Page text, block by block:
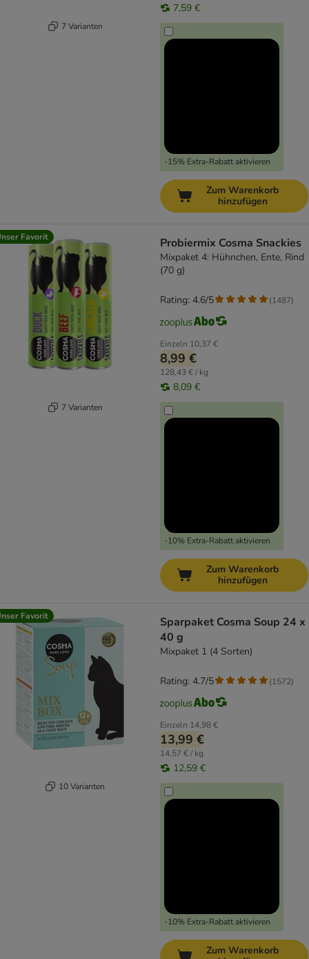
7 Varianten
7,59 €
-15% Extra-Rabatt aktivieren
Zum Warenkorb
hinzufügen
Favorit
7 Varianten
Probiermix Cosma Snackies
Mixpaket 4: Hühnchen, Ente, Rind
(70 g)
Einzeln 10,37 €
8,99 €
128,43 € / kg
8,09 €
-10% Extra-Rabatt aktivieren
Rating: 4.6/5 (1487)
Zum Warenkorb
hinzufügen
Favorit
10 Varianten
Sparpaket Cosma Soup 24 x
40 g
Mixpaket 1 (4 Sorten)
Einzeln 14,98 €
13,99 €
14,57 € / kg
12,59 €
-10% Extra-Rabatt aktivieren
Rating: 4.7/5 (1572)
Zum Warenkorb